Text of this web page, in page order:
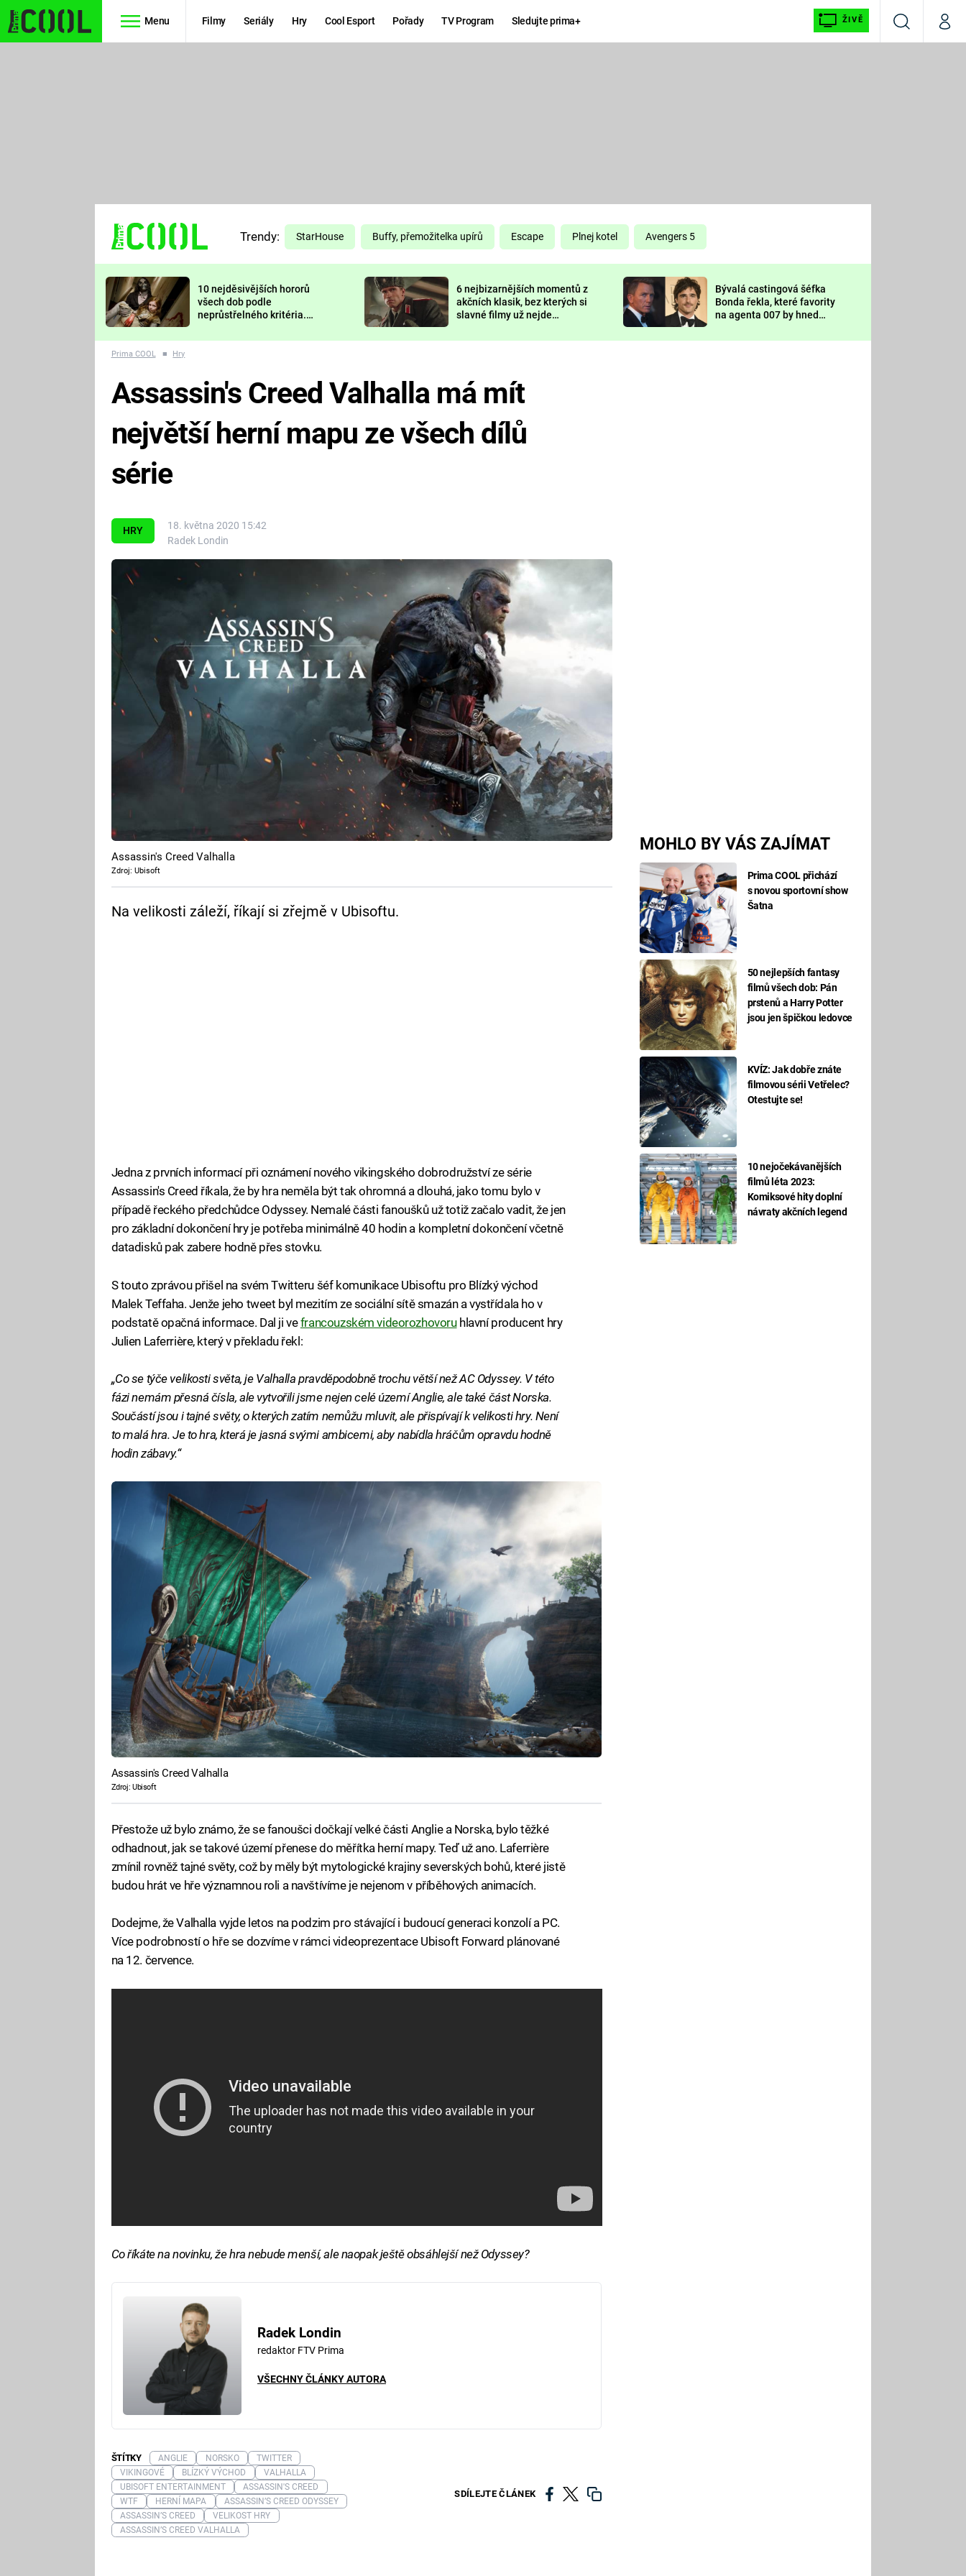
Menu Filmy Seriály Hry Cool Esport Pořady TV Program Sledujte prima+ ŽIVĚ
VyhledáváníMůj
TŘESKU
FUTURAMA
PREDÁTOR
DELIVERANCE
KOMEDIE
CHUCK
NORRIS
DEADPOOL
Prima LAJK
Sledujte nás
Trendy: StarHouse Buffy, přemožitelka upírů Escape Plnej kotel Avengers 5
10 nejděsivějších hororů
všech dob podle
neprůstřelného kritéria.
nejvíc zvednou tep?
6 nejbizarnějších momentů z
akčních klasik, bez kterých si
slavné filmy už nejde
Bývalá castingová šéfka
Bonda řekla, které favority
na agenta 007 by hned
Prima COOL ■ Hry
HRY
18. května 2020 15:42
Radek Londin
MOHLO BY VÁS ZAJÍMAT
Prima COOL přichází
s novou sportovní show
Šatna
50 nejlepších fantasy
filmů všech dob: Pán
prstenů a Harry Potter
jsou jen špičkou ledovce
KVÍZ: Jak dobře znáte
filmovou sérii Vetřelec?
Otestujte se!
10 nejočekávanějších
filmů léta 2023:
Komiksové hity doplní
návraty akčních legend
Assassin's Creed Valhalla má mít
největší herní mapu ze všech dílů
série
Assassin's Creed Valhalla
Zdroj: Ubisoft
Na velikosti záleží, říkají si zřejmě v Ubisoftu.
Jedna z prvních informací při oznámení nového vikingského dobrodružství ze série
Assassin's Creed říkala, že by hra neměla být tak ohromná a dlouhá, jako tomu bylo v
případě řeckého předchůdce Odyssey. Nemalé části fanoušků už totiž začalo vadit, že jen
pro základní dokončení hry je potřeba minimálně 40 hodin a kompletní dokončení včetně
datadisků pak zabere hodně přes stovku.
S touto zprávou přišel na svém Twitteru šéf komunikace Ubisoftu pro Blízký východ
Malek Teffaha. Jenže jeho tweet byl mezitím ze sociální sítě smazán a vystřídala ho v
podstatě opačná informace. Dal ji vefrancouzském videorozhovoruhlavní producent hry
Julien Laferrière, který v překladu řekl:
„Co se týče velikosti světa, je Valhalla pravděpodobně trochu větší než AC Odyssey. V této
fázi nemám přesná čísla, ale vytvořili jsme nejen celé území Anglie, ale také část Norska.
Součástí jsou i tajné světy, o kterých zatím nemůžu mluvit, ale přispívají k velikosti hry. Není
to malá hra. Je to hra, která je jasná svými ambicemi, aby nabídla hráčům opravdu hodně
hodin zábavy.“
Assassin's Creed Valhalla
Zdroj: Ubisoft
Přestože už bylo známo, že se fanoušci dočkají velké části Anglie a Norska, bylo těžké
odhadnout, jak se takové území přenese do měřítka herní mapy. Teď už ano. Laferrière
zmínil rovněž tajné světy, což by měly být mytologické krajiny severských bohů, které jistě
budou hrát ve hře významnou roli a navštívíme je nejenom v příběhových animacích.
Dodejme, že Valhalla vyjde letos na podzim pro stávající i budoucí generaci konzolí a PC.
Více podrobností o hře se dozvíme v rámci videoprezentace Ubisoft Forward plánované
na 12. července.
Co říkáte na novinku, že hra nebude menší, ale naopak ještě obsáhlejší než Odyssey?
Radek Londin
redaktor FTV Prima
VŠECHNY ČLÁNKY AUTORA
SDÍLEJTE ČLÁNEK
ŠTÍTKY ANGLIE NORSKO
TWITTER
VIKINGOVÉ
BLÍZKÝ VÝCHOD
VALHALLA
UBISOFT ENTERTAINMENT
ASSASSIN'S CREED
WTF
HERNÍ MAPA
ASSASSIN’S CREED ODYSSEY
ASSASSIN’S CREED
VELIKOST HRY
ASSASSIN’S CREED VALHALLA